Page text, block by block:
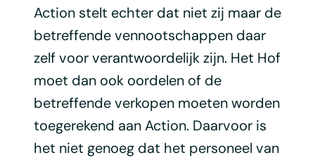
Action stelt echter dat niet zij maar de
betreffende vennootschappen daar
zelf voor verantwoordelijk zijn. Het Hof
moet dan ook oordelen of de
betreffende verkopen moeten worden
toegerekend aan Action. Daarvoor is
het niet genoeg dat het personeel van